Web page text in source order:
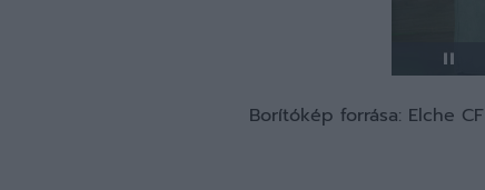
Borítókép forrása: Elche CF